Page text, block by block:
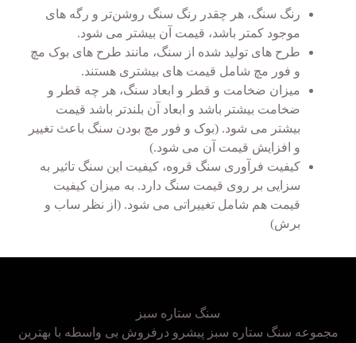
رنگ سنگ، هر چقدر رنگ سنگ روشن‌تر و رگه های
موجود کمتر باشد، قیمت آن بیشتر می شود.
طرح های تولید شده از سنگ، مانند طرح های بوک مچ
و فور مچ شامل قیمت های بیشتری هستند.
میزان ضخامت و قطر و ابعاد سنگ، هر چه قطر و
ضخامت بیشتر باشد و ابعاد آن بلندتر باشد قیمت
بیشتر می شود. (بوک و فور مچ بودن سنگ باعث تغییر
و افزایش قیمت آن می شود.)
کیفیت فرآوری سنگ قروه، کیفیت این سنگ تاثیر به
سزایی بر روی قیمت سنگ دارد. به میزان کیفیت
قیمت هم شامل تغییراتی می شود. (از نظر ساب و
برش)
سنگ ستاره سبز
مجموعه سنگ ستاره سبز پیشرو درفروش بی واسطه با بهترین